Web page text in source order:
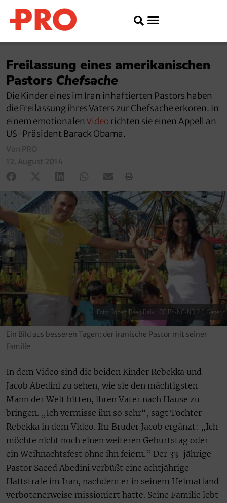
Freilassung eines amerikanischen
Pastors Chefsache
Die Kinder eines im Iran inhaftierten Pastors haben
die Freilassung ihres Vaters zur Chefsache erkoren. In
einem emotionalenVideo richten sie einen Appell an
US-Präsident Barack Obama.
Von PRO
12. August 2014
Foto: Robert Reed Daly CC BY-NC-ND 2.0 Generic
Ein Bild aus besseren Tagen: der iranische Pastor mit seiner
Familie
In dem Video sind die beiden Kinder Rebekka und
Jacob Abedini zu sehen, wie sie den mächtigsten
Mann der Welt bitten, ihren Vater nach Hause zu
bringen. „Ich vermisse ihn so sehr“, sagt Tochter
Rebekka in dem Video. Ihr Bruder Jacob ergänzt: „Ich
möchte nicht noch einen weiteren Geburtstag oder
ein Weihnachtsfest ohne ihn feiern.“ Der 33-jährige
Pastor Saeed Abedini verbüßt eine achtjährige
Haftstrafe im Iran, nachdem er in seinem Heimatland
verbotenerweise missioniert hatte. Seine Familie lebt